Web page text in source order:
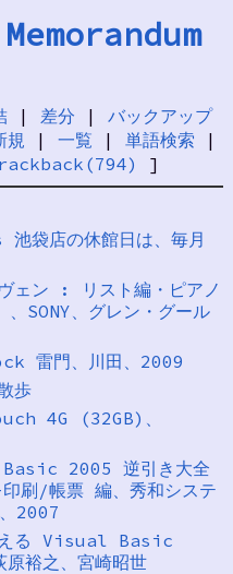
| 差分 | バックアップ
規 | 一覧 | 単語検索 |
]
店の休館日は、毎月
ェン : リスト編・ピアノ
SONY、グレン・グール
雷門、川田、2009
歩
4G (32GB)、
2005 逆引き大全
刷/帳票 編、秀和システ
2007
える Visual Basic
裕之、宮崎昭世